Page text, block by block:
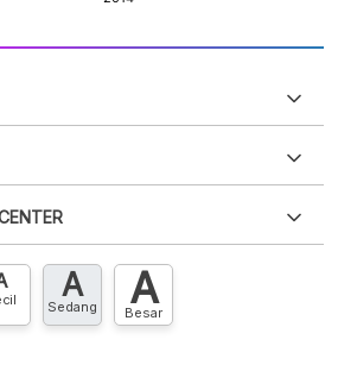
Daftar sekarang
»
A
Sedang A
Besar